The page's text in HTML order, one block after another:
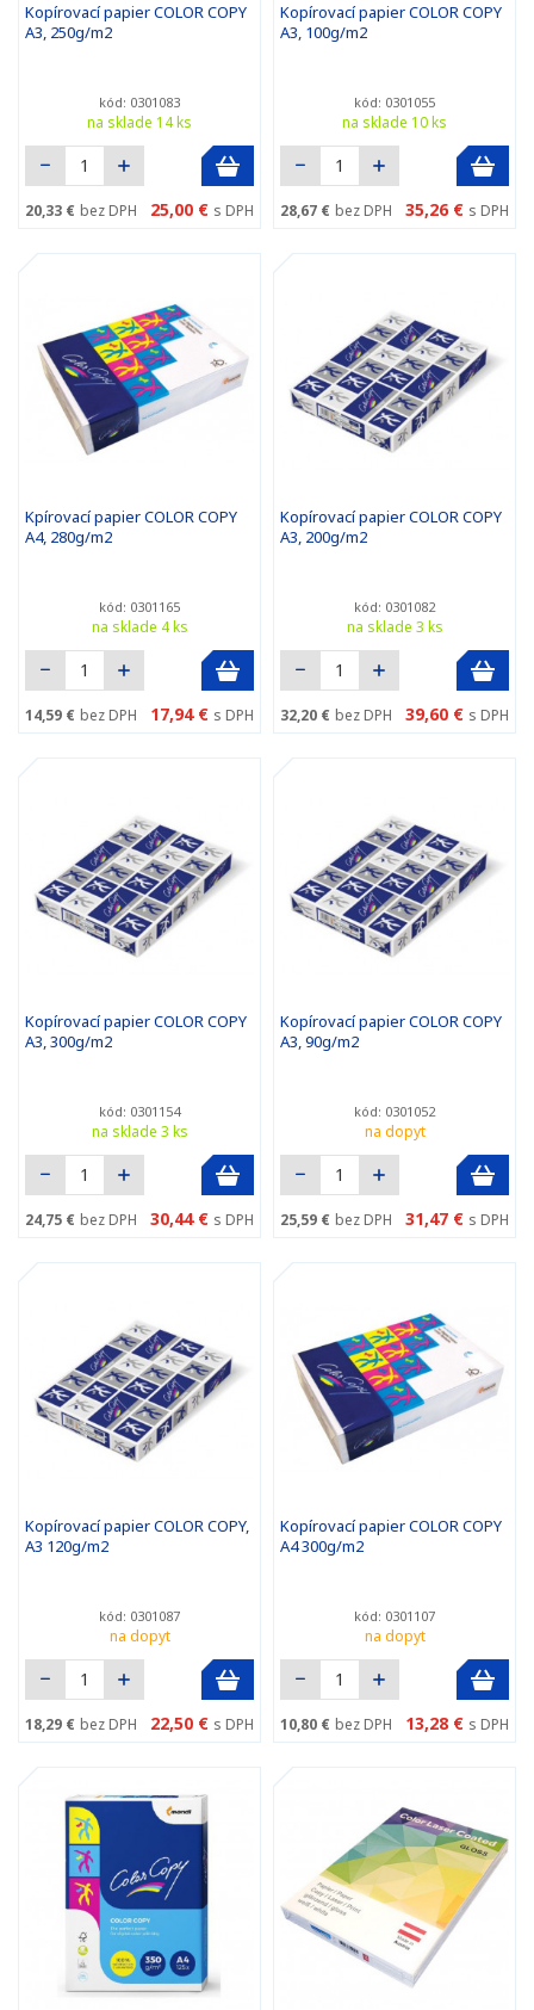
Kopírovací papier COLOR COPY
A3, 250g/m2
kód: 0301083
na sklade 14 ks
20,33 € bez DPH 25,00 € s DPH
Kopírovací papier COLOR COPY
A3, 100g/m2
kód: 0301055
na sklade 10 ks
28,67 € bez DPH 35,26 € s DPH
Kpírovací papier COLOR COPY
A4, 280g/m2
kód: 0301165
na sklade 4 ks
14,59 € bez DPH 17,94 € s DPH
Kopírovací papier COLOR COPY
A3, 200g/m2
kód: 0301082
na sklade 3 ks
32,20 € bez DPH 39,60 € s DPH
Kopírovací papier COLOR COPY
A3, 300g/m2
kód: 0301154
na sklade 3 ks
24,75 € bez DPH 30,44 € s DPH
Kopírovací papier COLOR COPY
A3, 90g/m2
kód: 0301052
na dopyt
25,59 € bez DPH 31,47 € s DPH
Kopírovací papier COLOR COPY,
A3 120g/m2
kód: 0301087
na dopyt
18,29 € bez DPH 22,50 € s DPH
Kopírovací papier COLOR COPY
A4 300g/m2
kód: 0301107
na dopyt
10,80 € bez DPH 13,28 € s DPH